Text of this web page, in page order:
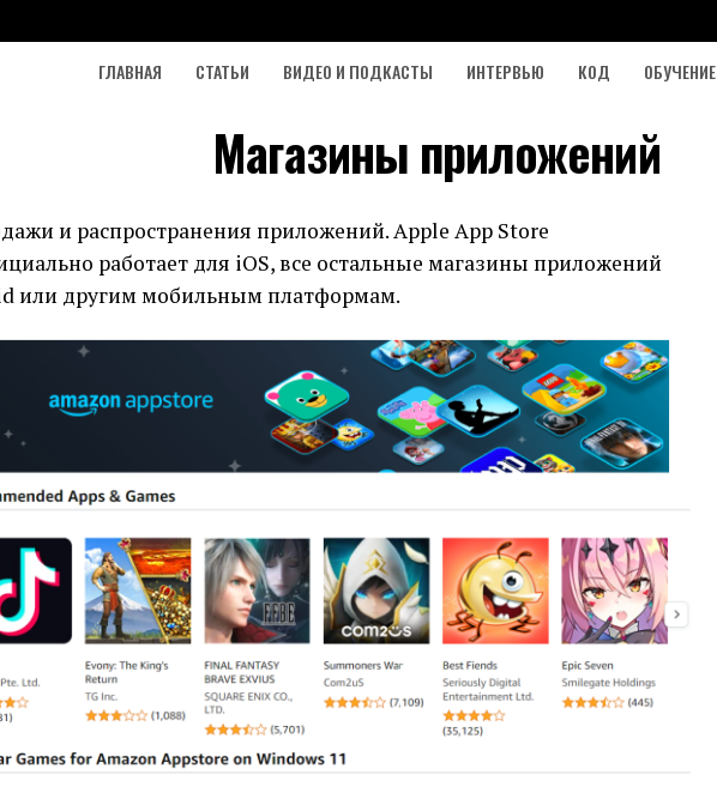
ГЛАВНАЯ СТАТЬИ ВИДЕО И ПОДКАСТЫ ИНТЕРВЬЮ КОД ОБУЧЕНИЕ
Магазины приложений
и распространения приложений. Apple App Store
работает для iOS, все остальные магазины приложений
или другим мобильным платформам.